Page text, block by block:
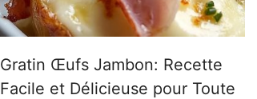
Gratin Œufs Jambon: Recette
Facile et Délicieuse pour Toute